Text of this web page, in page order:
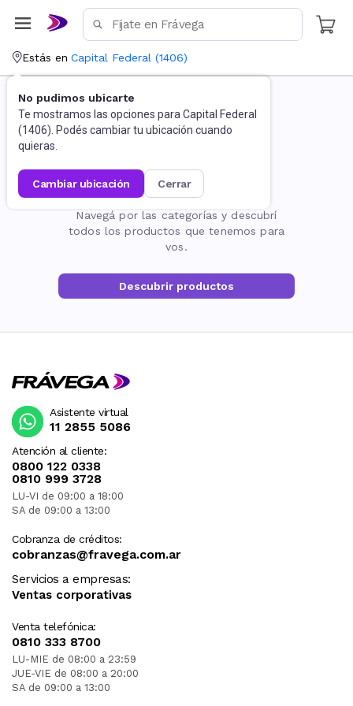
Estás en Capital Federal (1406)
No pudimos ubicarte
Te mostramos las opciones para Capital Federal
(1406). Podés cambiar tu ubicación cuando
quieras.
cambiar ubicación cerrar
La página no existe
Navegá por las categorías y descubrí
todos los productos que tenemos para
vos.
Descubrir productos
Atención al cliente:
0800 122 0338
0810 999 3728
LU-VI de 09:00 a 18:00
SA de 09:00 a 13:00
Cobranza de créditos:
cobranzas@fravega.com.ar
Servicios a empresas:
Ventas corporativas
Venta telefónica:
0810 333 8700
LU-MIE de 08:00 a 23:59
JUE-VIE de 08:00 a 20:00
SA de 09:00 a 13:00
Asistente virtual
11 2855 5086